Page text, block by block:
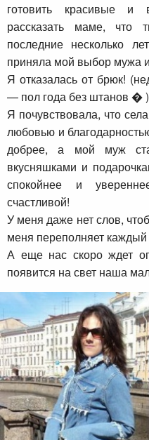
готовить красивые
рассказать маме, что
последние несколько
приняла мой выбор мужа
Я отказалась от брюк!
— пол года без штанов � )
Я почувствовала, что
любовью и
добрее, а мой муж
вкусняшками и
спокойнее и
счастливой!
У меня даже нет слов,
меня переполняет каждый
А еще нас скоро ждет
появится на свет наша